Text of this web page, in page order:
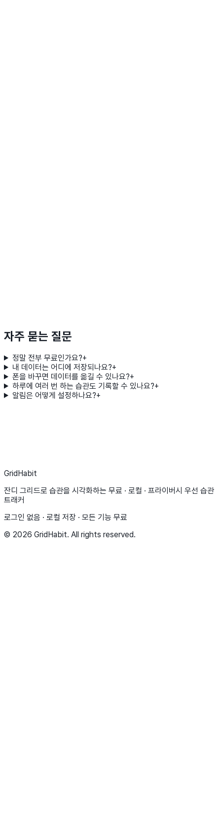
자주 묻는 질문
정말 전부 무료인가요?+
내 데이터는 어디에 저장되나요?+
폰을 바꾸면 데이터를 옮길 수 있나요?+
하루에 여러 번 하는 습관도 기록할 수 있나요?+
알림은 어떻게 설정하나요?+
GridHabit
잔디 그리드로 습관을 시각화하는 무료 · 로컬 · 프라이버시 우선 습관
트래커
로그인 없음 · 로컬 저장 · 모든 기능 무료
© 2026 GridHabit. All rights reserved.